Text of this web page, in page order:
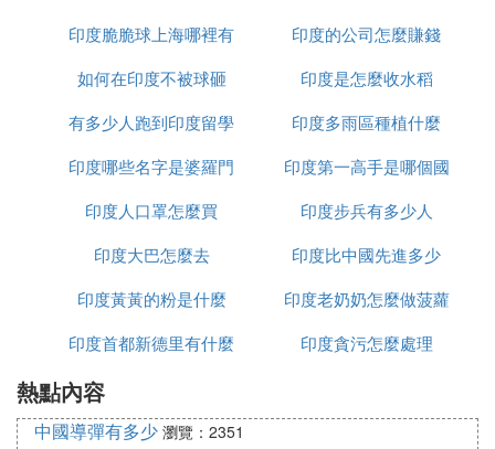
粉紅湖之所以呈現粉色，是因為湖泊中含有大量鹽
分，滋生了大量【嗜鹽藻類】，這些藻類在繁殖過程
中會產生大量的【β-胡蘿卜素】，因此讓湖水泛出一
因此，北粉湖並不時刻呈現為粉色。旱季雨季時湖水
改變湖水的色彩，將其調出粉紅，深紅，橙色，紫色
等豐富的色彩，彷彿拼接的畫布一般。
而在澳大利亞炎熱的1-2月，北粉湖的湖水會被大量
的影子。
南粉湖的未解之謎
印度脆脆球上海哪裡有
印度的公司怎麼賺錢
如何在印度不被球砸
印度是怎麼收水稻
有多少人跑到印度留學
印度多雨區種植什麼
印度哪些名字是婆羅門
種姓
印度第一高手是哪個國
家
印度人口罩怎麼買
印度步兵有多少人
印度大巴怎麼去
印度比中國先進多少
印度黃黃的粉是什麼
印度老奶奶怎麼做菠蘿
印度首都新德里有什麼
印度貪污怎麼處理
熱點內容
中國導彈有多少 瀏覽：2351